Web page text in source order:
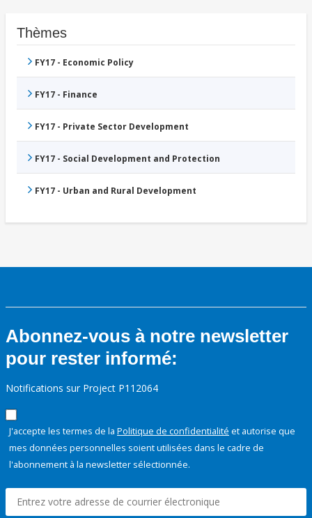
Thèmes
FY17 - Economic Policy
FY17 - Finance
FY17 - Private Sector Development
FY17 - Social Development and Protection
FY17 - Urban and Rural Development
Abonnez-vous à notre newsletter
pour rester informé:
Notifications sur Project P112064
J'accepte les termes de la Politique de confidentialité et autorise que
mes données personnelles soient utilisées dans le cadre de
l'abonnement à la newsletter sélectionnée.